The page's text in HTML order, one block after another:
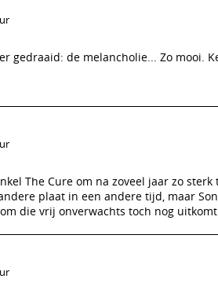
gedraaid: de melancholie... Zo mooi.
The Cure om na zoveel jaar zo sterk
plaat in een andere tijd, maar
die vrij onverwachts toch nog